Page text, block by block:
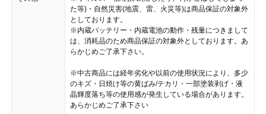
た等)・自然災害(地震、雷、火災等)は商品保証の対象外
としております。
※内蔵バッテリー・内蔵電池の動作・残量につきまして
は、消耗品のため商品保証の対象外としております。あ
らかじめご了承下さい。
※中古商品には経年劣化や以前の使用状況により、多少
のキズ・日焼け等の黄ばみ/テカリ・一部塗装剥げ・液
晶輝度落ち等の使用感が発生している場合があります。
あらかじめご了承下さい